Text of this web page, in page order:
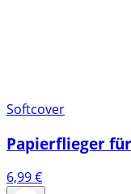
Softcover
Papierflieger
6,99€